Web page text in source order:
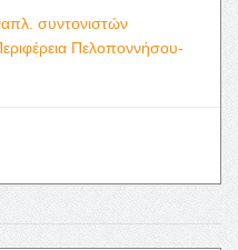
συντονιστών
Πελοποννήσου-